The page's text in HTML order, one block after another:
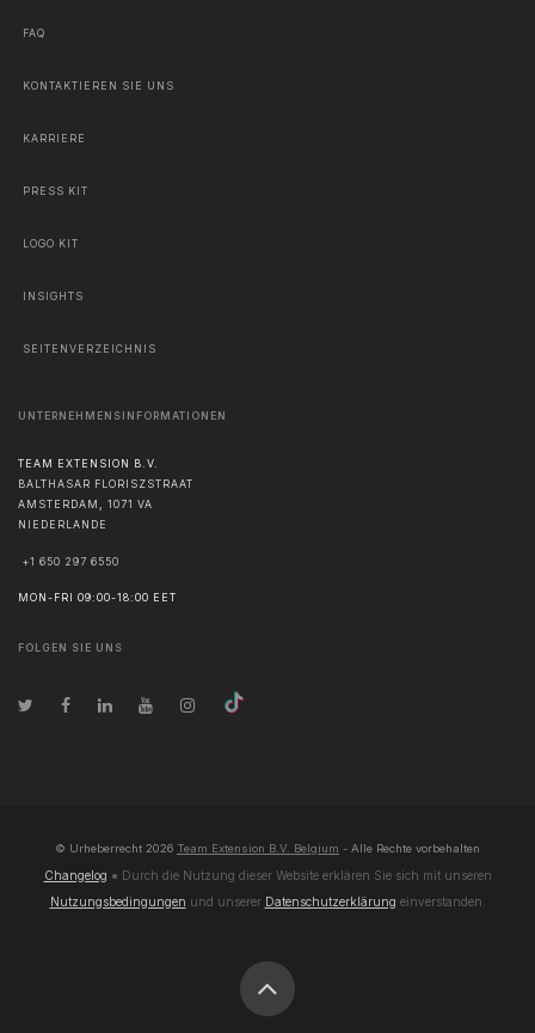
FAQ
KONTAKTIEREN SIE UNS
KARRIERE
PRESS KIT
LOGO KIT
INSIGHTS
SEITENVERZEICHNIS
UNTERNEHMENSINFORMATIONEN
TEAM EXTENSION B.V.
BALTHASAR FLORISZSTRAAT
AMSTERDAM
1071 VA
NIEDERLANDE
+1 650 297 6550
MON-FRI 09:00-18:00 EET
FOLGEN SIE UNS
© Urheberrecht 2026 Team Extension B.V. Belgium - Alle Rechte vorbehalten
Changelog ● Durch die Nutzung dieser Website erklären Sie sich mit unseren
Nutzungsbedingungen und unserer Datenschutzerklärung einverstanden.